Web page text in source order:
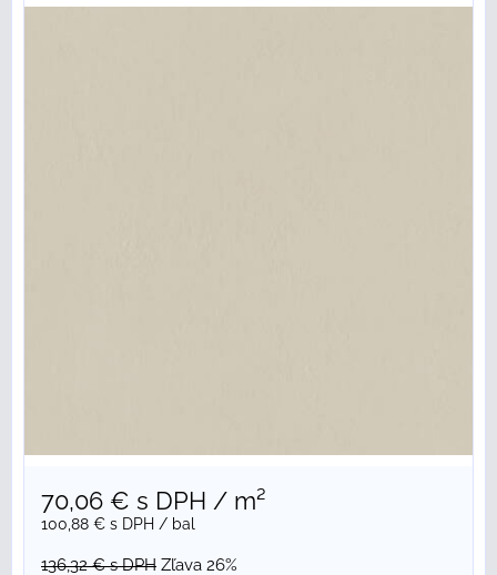
70,06 € s DPH / m²
100,88 € s DPH / bal
136,32 €s DPH Zľava 26%